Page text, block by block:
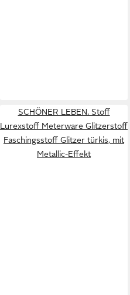
SCHÖNER LEBEN. Stoff
Lurexstoff Meterware Glitzerstoff
Faschingsstoff Glitzer türkis, mit
Metallic-Effekt